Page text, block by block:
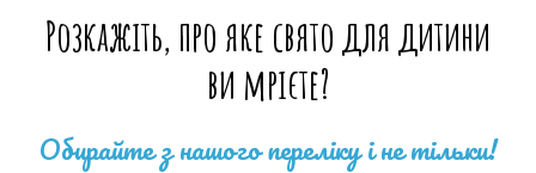
Розкажіть, про яке свято для дитини
ви мрієте?
Обирайте з нашого переліку і не тільки!